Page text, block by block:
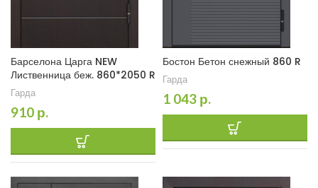
Барселона Царга NEW
Лиственница беж. 860*2050 R
Гарда
910 р.
Бостон Бетон снежный 860 R
Гарда
1 043 р.